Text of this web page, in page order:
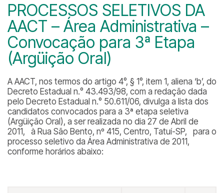
PROCESSOS SELETIVOS DA
AACT – Área Administrativa –
Convocação para 3ª Etapa
(Argüição Oral)
A AACT, nos termos do artigo 4°, § 1°, item 1, aliena ‘b’, do
Decreto Estadual n.° 43.493/98, com a redação dada
pelo Decreto Estadual n.° 50.611/06, divulga a lista dos
candidatos convocados para a 3ª etapa seletiva
(Argüição Oral), a ser realizada no dia 27 de Abril de
2011, à Rua São Bento, nº 415, Centro, Tatuí-SP, para o
processo seletivo da Área Administrativa de 2011,
conforme horários abaixo: